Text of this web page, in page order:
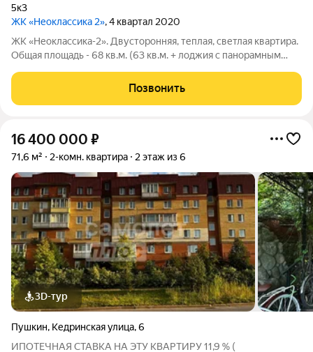
5к3
ЖК «Неоклассика 2», 4 квартал 2020
ЖК «Неоклассика-2». Двусторонняя, теплая, светлая квартира.
Общая площадь - 68 кв.м. (63 кв.м. + лоджия с панорамным
санузла. Свежий ремонт. Видеонаблюдение придомовой
территории и в
Позвонить
16 400 000 ₽
71,6 м² 2-комн. квартира 2 этаж из 6
3D-тур
Пушкин, Кедринская улица,6
ИПОТЕЧНАЯ СТАВКА НА ЭТУ КВАРТИРУ 11,9 % (